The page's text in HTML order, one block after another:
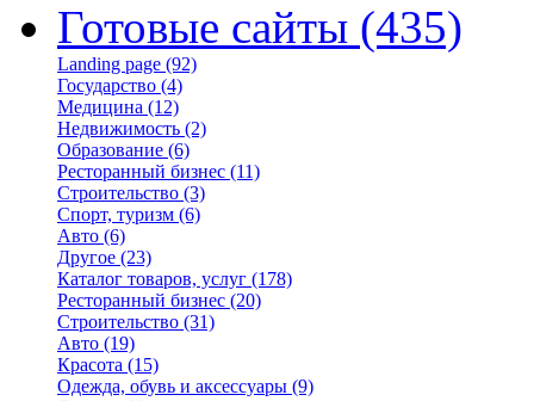
Готовые сайты (435)
Landing page (92)
Государство (4)
Медицина (12)
Недвижимость (2)
Образование (6)
Ресторанный бизнес (11)
Строительство (3)
Спорт, туризм (6)
Авто (6)
Другое (23)
Каталог товаров, услуг (178)
Ресторанный бизнес (20)
Строительство (31)
Авто (19)
Красота (15)
Одежда, обувь и аксессуары (9)